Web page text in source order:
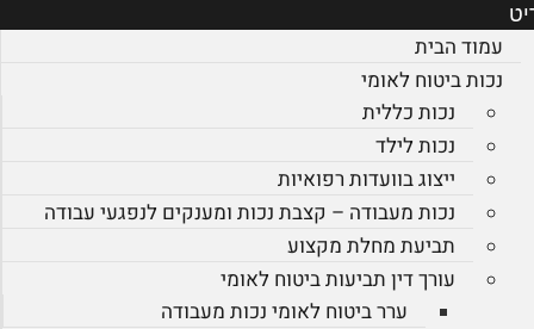
עמוד הבית
נכות ביטוח לאומי
נכות כללית
נכות לילד
ייצוג בוועדות רפואיות
נכות מעבודה – קצבת נכות ומענקים לנפגעי עבודה
תביעת מחלת מקצוע
עורך דין תביעות ביטוח לאומי
ערר ביטוח לאומי נכות מעבודה